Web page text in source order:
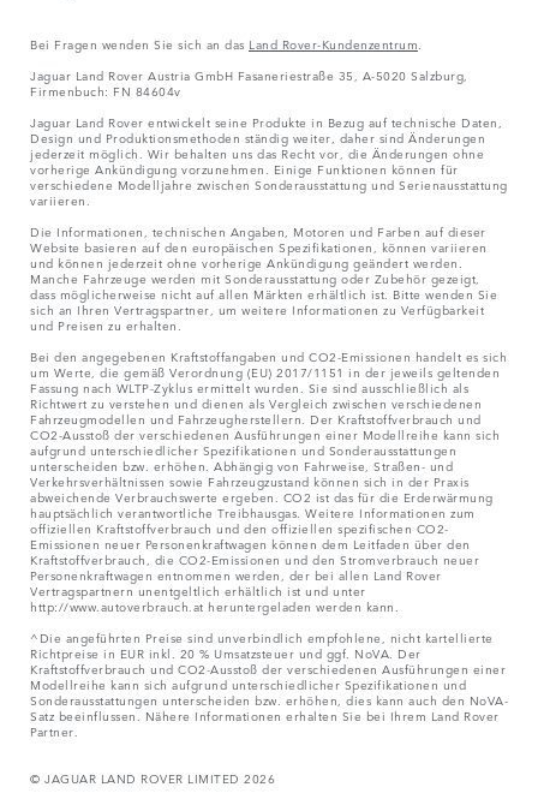
Bei Fragen wenden Sie sich an das Land Rover-Kundenzentrum
Jaguar Land Rover Austria GmbH Fasaneriestraße 35, A-5020 Salzburg,
Firmenbuch: FN 84604v
Jaguar Land Rover entwickelt seine Produkte in Bezug auf technische Daten,
Design und Produktionsmethoden ständig weiter, daher sind Änderungen
jederzeit möglich. Wir behalten uns das Recht vor, die Änderungen ohne
vorherige Ankündigung vorzunehmen. Einige Funktionen können für
verschiedene Modelljahre zwischen Sonderausstattung und Serienausstattung
variieren.
Die Informationen, technischen Angaben, Motoren und Farben auf dieser
Website basieren auf den europäischen Spezifikationen, können variieren
und können jederzeit ohne vorherige Ankündigung geändert werden.
Manche Fahrzeuge werden mit Sonderausstattung oder Zubehör gezeigt,
dass möglicherweise nicht auf allen Märkten erhältlich ist. Bitte wenden Sie
sich an Ihren Vertragspartner, um weitere Informationen zu Verfügbarkeit
und Preisen zu erhalten.
Bei den angegebenen Kraftstoffangaben und CO2-Emissionen handelt es sich
um Werte, die gemäß Verordnung (EU) 2017/1151 in der jeweils geltenden
Fassung nach WLTP-Zyklus ermittelt wurden. Sie sind ausschließlich als
Richtwert zu verstehen und dienen als Vergleich zwischen verschiedenen
Fahrzeugmodellen und Fahrzeugherstellern. Der Kraftstoffverbrauch und
CO2-Ausstoß der verschiedenen Ausführungen einer Modellreihe kann sich
aufgrund unterschiedlicher Spezifikationen und Sonderausstattungen
unterscheiden bzw. erhöhen. Abhängig von Fahrweise, Straßen- und
Verkehrsverhältnissen sowie Fahrzeugzustand können sich in der Praxis
abweichende Verbrauchswerte ergeben. CO2 ist das für die Erderwärmung
hauptsächlich verantwortliche Treibhausgas. Weitere Informationen zum
offiziellen Kraftstoffverbrauch und den offiziellen spezifischen CO2-
Emissionen neuer Personenkraftwagen können dem Leitfaden über den
Kraftstoffverbrauch, die CO2-Emissionen und den Stromverbrauch neuer
Personenkraftwagen entnommen werden, der bei allen Land Rover
Vertragspartnern unentgeltlich erhältlich ist und unter
http://www.autoverbrauch.at heruntergeladen werden kann.
^Die angeführten Preise sind unverbindlich empfohlene, nicht kartellierte
Richtpreise in EUR inkl. 20 % Umsatzsteuer und ggf. NoVA. Der
Kraftstoffverbrauch und CO2-Ausstoß der verschiedenen Ausführungen einer
Modellreihe kann sich aufgrund unterschiedlicher Spezifikationen und
Sonderausstattungen unterscheiden bzw. erhöhen, dies kann auch den NoVA-
Satz beeinflussen. Nähere Informationen erhalten Sie bei Ihrem Land Rover
Partner.
© JAGUAR LAND ROVER LIMITED 2026